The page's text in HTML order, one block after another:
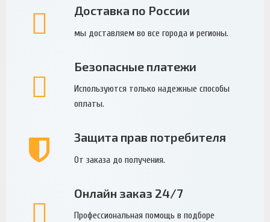
Доставка по России
мы доставляем во все города и регионы.
Безопасные платежи
Используются только надежные способы
оплаты.
Защита прав потребителя
От заказа до получения.
Онлайн заказ 24/7
Профессиональная помощь в подборе